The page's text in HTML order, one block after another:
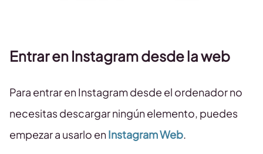
Entrar en Instagram desde la web
Para entrar en Instagram desde el ordenador no
necesitas descargar ningún elemento, puedes
empezar a usarlo enInstagram Web.